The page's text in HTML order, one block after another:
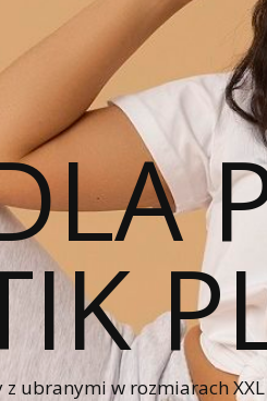
z ubranymi w rozmiarach